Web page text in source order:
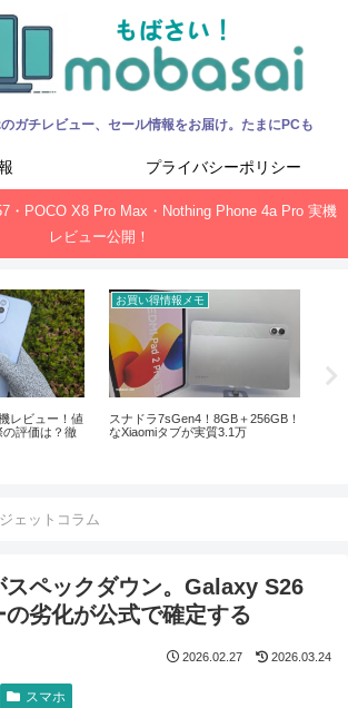
ガチレビュー、セール情報をお届け。たまにPCも
プライバシーポリシー
・POCO X8 Pro Max・Nothing Phone 4a Pro 実機
レビュー公開！
レビュー！値
の評価は？徹
お買い得情報メモ
スナドラ7sGen4！8GB＋256GB！
なXiaomiタブが実質3.1万
ェットコラム
スペックダウン。Galaxy S26
劣化が公式で確定する
2026.02.27 2026.03.24
スマホ